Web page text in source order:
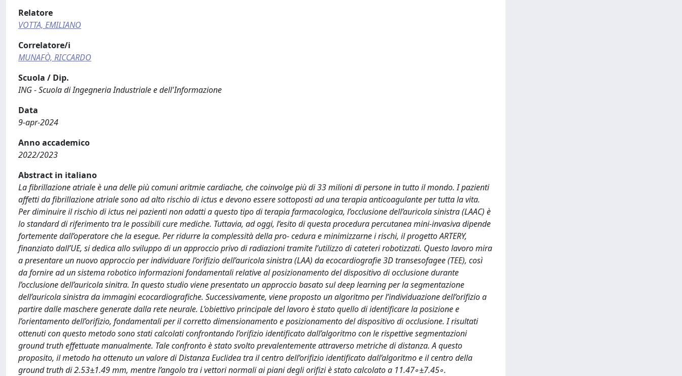
Relatore
VOTTA, EMILIANO
Correlatore/i
MUNAFÒ, RICCARDO
Scuola / Dip.
ING - Scuola di Ingegneria Industriale e dell'Informazione
Data
9-apr-2024
Anno accademico
2022/2023
Abstract in italiano
La fibrillazione atriale è una delle più comuni aritmie cardiache, che coinvolge più di 33 milioni di persone in tutto il mondo. I pazienti
affetti da fibrillazione atriale sono ad alto rischio di ictus e devono essere sottoposti ad una terapia anticoagulante per tutta la vita.
Per diminuire il rischio di ictus nei pazienti non adatti a questo tipo di terapia farmacologica, l’occlusione dell’auricola sinistra (LAAC) è
lo standard di riferimento tra le possibili cure mediche. Tuttavia, ad oggi, l’esito di questa procedura percutanea mini-invasiva dipende
fortemente dall’operatore che la esegue. Per ridurre la complessità della pro- cedura e minimizzarne i rischi, il progetto ARTERY,
finanziato dall’UE, si dedica allo sviluppo di un approccio privo di radiazioni tramite l’utilizzo di cateteri robotizzati. Questo lavoro mira
a presentare un nuovo approccio per individuare l’orifizio dell’auricola sinistra (LAA) da ecocardiografie 3D transesofagee (TEE), così
da fornire ad un sistema robotico informazioni fondamentali relative al posizionamento del dispositivo di occlusione durante
l’occlusione dell’auricola sinitra. In questo studio viene presentato un approccio basato sul deep learning per la segmentazione
dell’auricola sinistra da immagini ecocardiografiche. Successivamente, viene proposto un algoritmo per l’individuazione dell’orifizio a
partire dalle maschere generate dalla rete neurale. L’obiettivo principale del lavoro è stato quello di identificare la posizione e
l’orientamento dell’orifizio, fondamentali per il corretto dimensionamento e posizionamento del dispositivo di occlusione. I risultati
ottenuti con questo metodo sono stati calcolati confrontando l’orifizio identificato dall’algoritmo con le rispettive segmentazioni
ground truth effettuate manualmente. Tale confronto è stato svolto prevalentemente attraverso metriche di distanza. A questo
proposito, il metodo ha ottenuto un valore di Distanza Euclidea tra il centro dell’orifizio identificato dall’algoritmo e il centro della
ground truth di 2.53±1.49 mm, mentre l’angolo tra i vettori normali ai piani degli orifizi è stato calcolato a 11.47◦±7.45◦.